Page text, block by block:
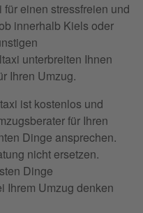
einen stressfreien und
innerhalb Kiels oder
unterbreiten Ihnen
Ihren Umzug.
ist kostenlos und
für Ihren
Dinge ansprechen.
nicht ersetzen.
Dinge
Ihrem Umzug denken